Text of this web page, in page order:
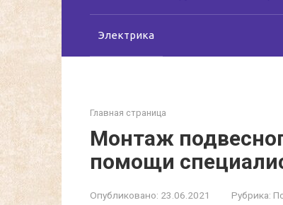
Электрика
Главная страница
Монтаж
помощи
Опубликовано: 23.06.2021 Рубрика: